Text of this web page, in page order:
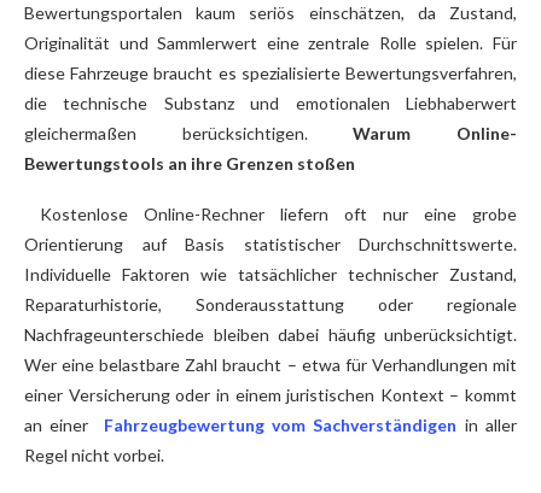
Bewertungsportalen kaum seriös einschätzen, da Zustand,
Originalität und Sammlerwert eine zentrale Rolle spielen. Für
diese Fahrzeuge braucht es spezialisierte Bewertungsverfahren,
die technische Substanz und emotionalen Liebhaberwert
gleichermaßen berücksichtigen.Warum Online-
Bewertungstools an ihre Grenzen stoßen
Kostenlose Online-Rechner liefern oft nur eine grobe
Orientierung auf Basis statistischer Durchschnittswerte.
Individuelle Faktoren wie tatsächlicher technischer Zustand,
Reparaturhistorie, Sonderausstattung oder regionale
Nachfrageunterschiede bleiben dabei häufig unberücksichtigt.
Wer eine belastbare Zahl braucht – etwa für Verhandlungen mit
einer Versicherung oder in einem juristischen Kontext – kommt
an einer Fahrzeugbewertung vom Sachverständigen in aller
Regel nicht vorbei.